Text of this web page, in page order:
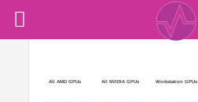
All AMD GPUs All NVIDIA GPUs Workstation GPUs